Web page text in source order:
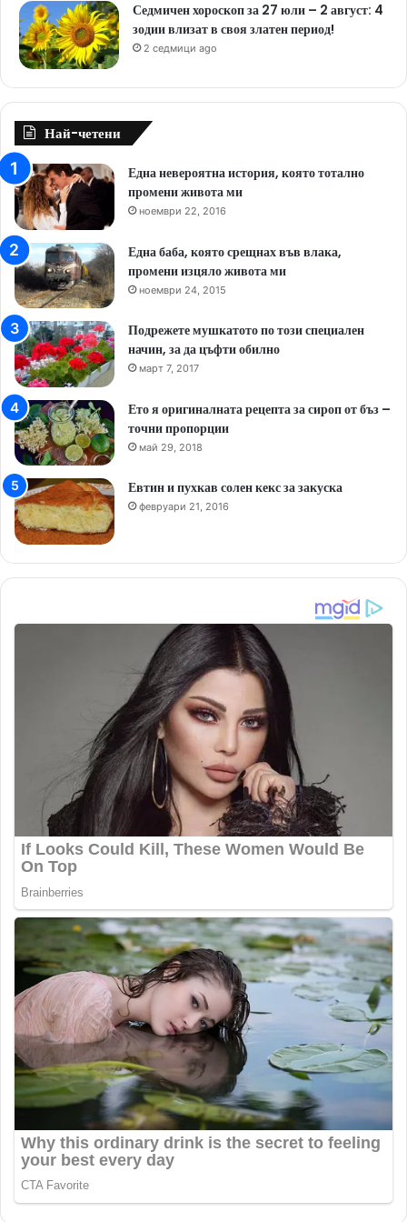
Седмичен хороскоп за 27 юли – 2 август: 4
зодии влизат в своя златен период!
2 седмици ago
Най-четени
Една невероятна история, която тотално
промени живота ми
ноември 22, 2016
Една баба, която срещнах във влака,
промени изцяло живота ми
ноември 24, 2015
Подрежете мушкатото по този специален
начин, за да цъфти обилно
март 7, 2017
Ето я оригиналната рецепта за сироп от бъз –
точни пропорции
май 29, 2018
Евтин и пухкав солен кекс за закуска
февруари 21, 2016